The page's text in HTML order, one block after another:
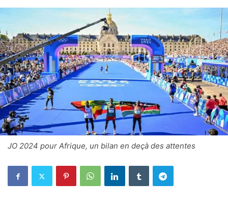
JO 2024 pour Afrique, un bilan en deçà des attentes